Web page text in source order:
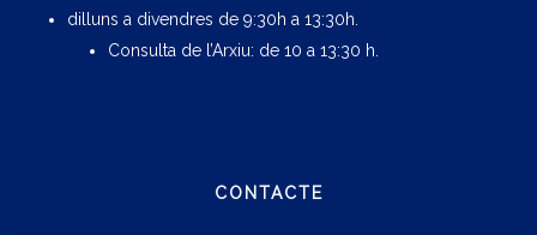
dilluns a divendres de 9:30h a 13:30h.
Consulta de l’Arxiu: de 10 a 13:30 h.
CONTACTE